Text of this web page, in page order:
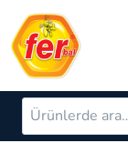
content
Ara: